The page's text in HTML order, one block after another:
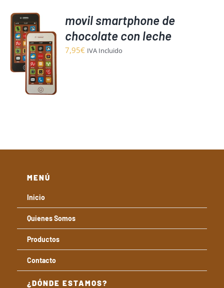
movil smartphone de
chocolate con leche
7,95€ IVA Incluido
MENÚ
Inicio
Quienes Somos
Productos
Contacto
¿DÓNDE ESTAMOS?